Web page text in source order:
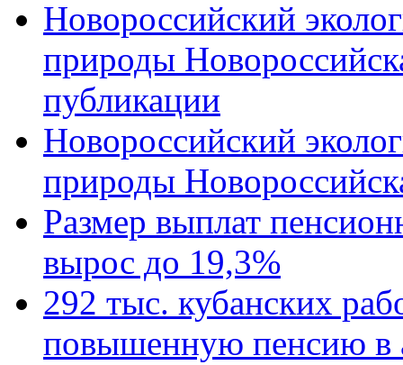
Новороссийский
природы
публикации
Новороссийский
природы
Размер выплат
вырос до 19,3%
292 тыс. кубанских
повышенную пенсию в